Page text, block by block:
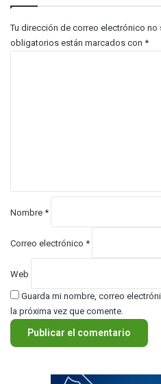
Tu dirección de correo electrónico no
obligatorios están marcados con *
o
*Nombre *
Correo electrónico *
Web
Guarda mi nombre, correo
la próxima vez que comente.